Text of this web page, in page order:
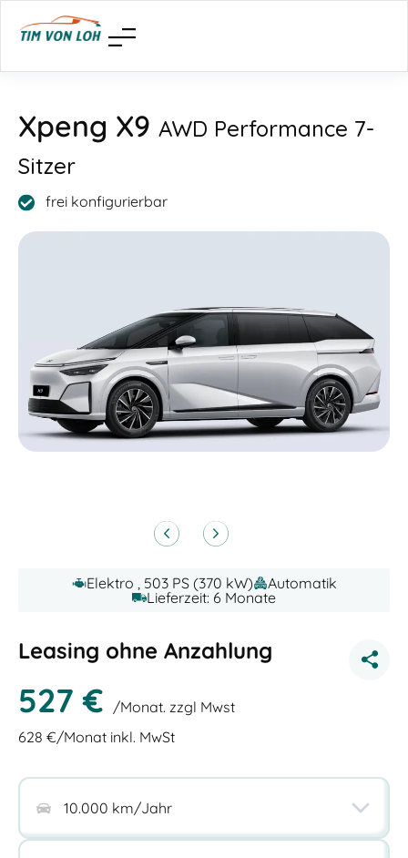
Xpeng X9 AWD Performance 7-
Sitzer
frei konfigurierbar
Elektro , 503 PS (370 kW)
Automatik
Lieferzeit: 6 Monate
Leasing ohne Anzahlung
527 € /Monat. zzgl Mwst
628 €/Monat inkl. MwSt